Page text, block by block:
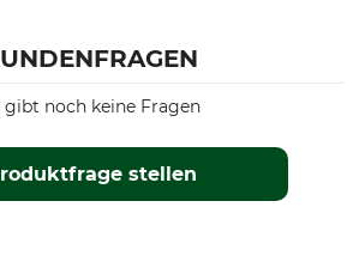
stellen
gibt noch keine Fragen